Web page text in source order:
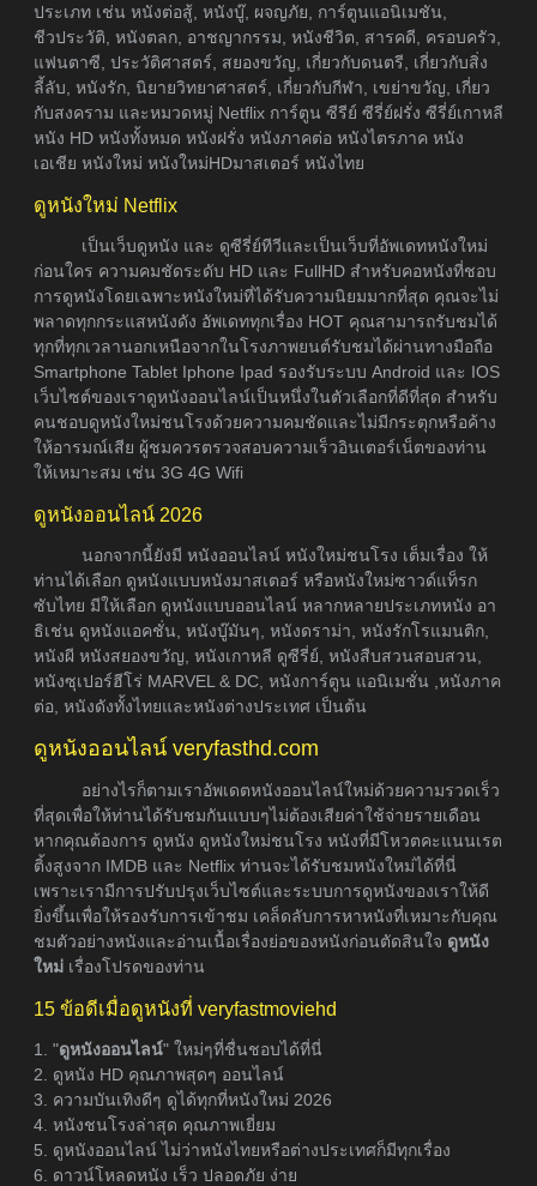
ประเภท เช่น หนังต่อสู้, หนังบู๊, ผจญภัย, การ์ตูนแอนิเมชัน,
ชีวประวัติ, หนังตลก, อาชญากรรม, หนังชีวิต, สารคดี, ครอบครัว,
แฟนตาซี, ประวัติศาสตร์, สยองขวัญ, เกี่ยวกับดนตรี, เกี่ยวกับสิ่ง
ลี้ลับ, หนังรัก, นิยายวิทยาศาสตร์, เกี่ยวกับกีฬา, เขย่าขวัญ, เกี่ยว
กับสงคราม และหมวดหมู่ Netflix การ์ตูน ซีรีย์ ซีรี่ย์ฝรั่ง ซีรี่ย์เกาหลี
หนัง HD หนังทั้งหมด หนังฝรั่ง หนังภาคต่อ หนังไตรภาค หนัง
เอเชีย หนังใหม่ หนังใหม่HDมาสเตอร์ หนังไทย
ดูหนังใหม่ Netflix
เป็นเว็บดูหนัง และ ดูซีรี่ย์ทีวีและเป็นเว็บที่อัพเดทหนังใหม่
ก่อนใคร ความคมชัดระดับ HD และ FullHD สำหรับคอหนังที่ชอบ
การดูหนังโดยเฉพาะหนังใหม่ที่ได้รับความนิยมมากที่สุด คุณจะไม่
พลาดทุกกระแสหนังดัง อัพเดททุกเรื่อง HOT คุณสามารถรับชมได้
ทุกที่ทุกเวลานอกเหนือจากในโรงภาพยนต์รับชมได้ผ่านทางมือถือ
Smartphone Tablet Iphone Ipad รองรับระบบ Android และ IOS
เว็บไซต์ของเราดูหนังออนไลน์เป็นหนึ่งในตัวเลือกที่ดีที่สุด สำหรับ
คนชอบดูหนังใหม่ชนโรงด้วยความคมชัดและไม่มีกระตุกหรือค้าง
ให้อารมณ์เสีย ผู้ชมควรตรวจสอบความเร็วอินเตอร์เน็ตของท่าน
ให้เหมาะสม เช่น 3G 4G Wifi
ดูหนังออนไลน์ 2026
นอกจากนี้ยังมี หนังออนไลน์ หนังใหม่ชนโรง เต็มเรื่อง ให้
ท่านได้เลือก ดูหนังแบบหนังมาสเตอร์ หรือหนังใหม่ซาวด์แท็รก
ซับไทย มีให้เลือก ดูหนังแบบออนไลน์ หลากหลายประเภทหนัง อา
ธิเช่น ดูหนังแอคชั่น, หนังบู๊มันๆ, หนังดราม่า, หนังรักโรแมนติก,
หนังผี หนังสยองขวัญ, หนังเกาหลี ดูซีรี่ย์, หนังสืบสวนสอบสวน,
หนังซุเปอร์ฮีโร่ MARVEL & DC, หนังการ์ตูน แอนิเมชั่น ,หนังภาค
ต่อ, หนังดังทั้งไทยและหนังต่างประเทศ เป็นต้น
ดูหนังออนไลน์ veryfasthd.com
อย่างไรก็ตามเราอัพเดตหนังออนไลน์ใหม่ด้วยความรวดเร็ว
ที่สุดเพื่อให้ท่านได้รับชมกันแบบๆไม่ต้องเสียค่าใช้จ่ายรายเดือน
หากคุณต้องการ ดูหนัง ดูหนังใหม่ชนโรง หนังที่มีโหวตคะแนนเรต
ติ้งสูงจาก IMDB และ Netflix ท่านจะได้รับชมหนังใหม่ได้ที่นี่
เพราะเรามีการปรับปรุงเว็บไซต์และระบบการดูหนังของเราให้ดี
ยิ่งขึ้นเพื่อให้รองรับการเข้าชม เคล็ดลับการหาหนังที่เหมาะกับคุณ
ชมตัวอย่างหนังและอ่านเนื้อเรื่องย่อของหนังก่อนตัดสินใจ ดูหนัง
ใหม่ เรื่องโปรดของท่าน
15 ข้อดีเมื่อดูหนังที่ veryfastmoviehd
1. "ดูหนังออนไลน์" ใหม่ๆที่ชื่นชอบได้ที่นี่
2. ดูหนัง HD คุณภาพสุดๆ ออนไลน์
3. ความบันเทิงดีๆ ดูได้ทุกที่หนังใหม่ 2026
4. หนังชนโรงล่าสุด คุณภาพเยี่ยม
5. ดูหนังออนไลน์ ไม่ว่าหนังไทยหรือต่างประเทศก็มีทุกเรื่อง
6. ดาวน์โหลดหนัง เร็ว ปลอดภัย ง่าย